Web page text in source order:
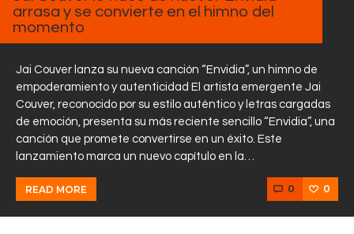
Sobre Nosotros
arrasa y se convierte en el himno del
momento
Jai Couver lanza su nueva canción “Envidia”, un himno de
empoderamiento y autenticidad El artista emergente Jai
Couver, reconocido por su estilo auténtico y letras cargadas
de emoción, presenta su más reciente sencillo “Envidia”, una
canción que promete convertirse en un éxito. Este
lanzamiento marca un nuevo capítulo en la…
READ MORE 0 0